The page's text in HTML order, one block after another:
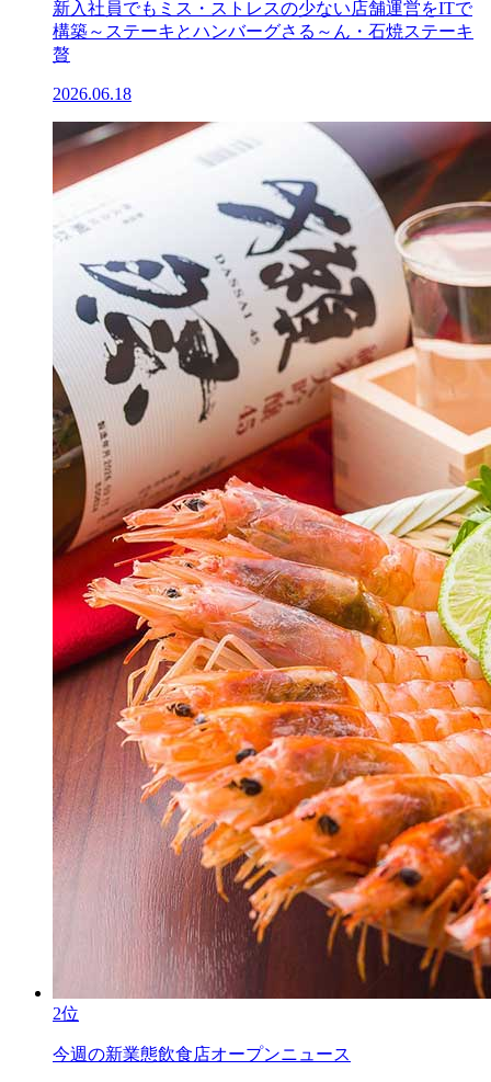
新入社員でもミス・ストレスの少ない店舗運営をITで
構築～ステーキとハンバーグさる～ん・石焼ステーキ
贅
2026.06.18
2位
今週の新業態飲食店オープンニュース